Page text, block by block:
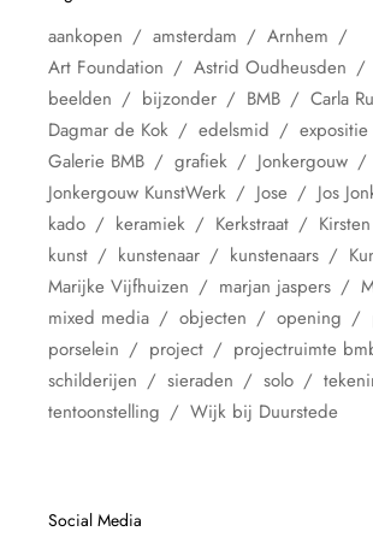
aankopen amsterdam
Arnhem
Art Foundation
Astrid Oudheusden
beelden
bijzonder BMB
Carla
Dagmar de Kok
edelsmid expositie
Galerie BMB
grafiek
Jonkergouw
Jonkergouw KunstWerk
Jose
Jos
kado
keramiek Kerkstraat
kunst
kunstenaar kunstenaars
Marijke Vijfhuizen
marjan jaspers
mixed media
objecten opening
porselein
project projectruimte
schilderijen
sieraden solo
tentoonstelling
Wijk bij Duurstede
Social Media